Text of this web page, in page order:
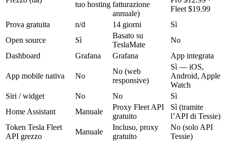
tuo hosting fatturazione
annuale)
Fleet $19.99
Prova gratuita
n/d 14 giorni
Sì
Open source
Sì
Basato su
TeslaMate
No
Dashboard
Grafana Grafana App integrata
App mobile nativa No
No (web
responsive)
Sì — iOS,
Android, Apple
Watch
Siri / widget
No No
Sì
Home Assistant
Manuale
Proxy Fleet API
gratuito
Sì (tramite
l’API di Tessie)
Token Tesla Fleet
API grezzo
Manuale
Incluso, proxy
gratuito
No (solo API
Tessie)